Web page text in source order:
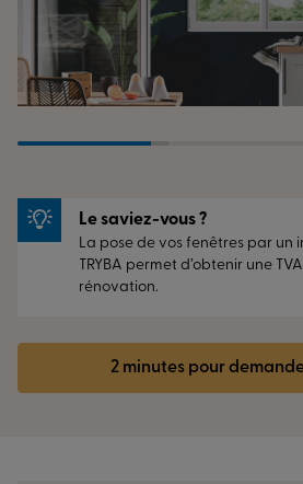
Le saviez-vous ?
La pose de vos fenêtres par un
TRYBA permet d’obtenir une
rénovation.
2 minutes pour